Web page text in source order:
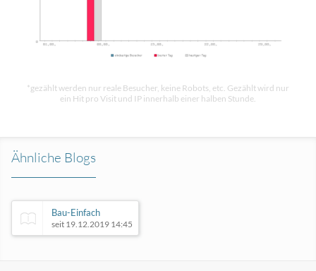
*gezählt werden nur reale Besucher, keine Robots, etc. Gezählt wird nur
ein Hit pro Visit und IP innerhalb einer halben Stunde.
Ähnliche Blogs
Bau-Einfach
seit 19.12.2019 14:45